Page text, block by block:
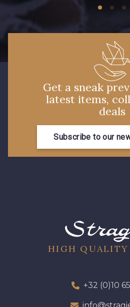
Get a sneak
latest items,
deals
Subscribe to our
HIGH QUALITY
+32 (0)10